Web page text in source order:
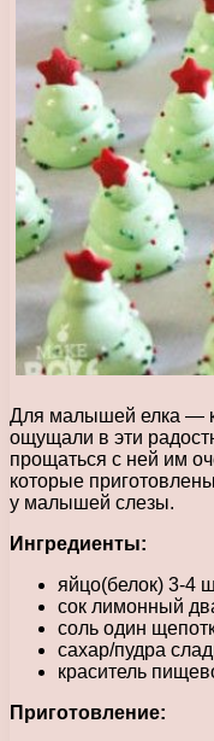
Для малышей елка —
ощущали в эти
прощаться с ней им
которые
у малышей слезы.
Ингредиенты:
яйцо(белок) 3-4
сок лимонный
соль один
сахар/пудра
краситель
Приготовление: